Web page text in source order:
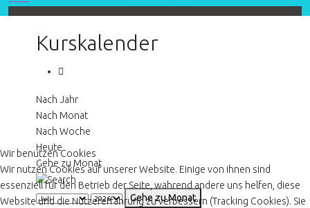
Kurskalender
Nach Jahr
Nach Monat
Nach Woche
Heute
Gehe zu Monat
Gehe zu Monat
Wir benutzen Cookies
Wir nutzen Cookies auf unserer Website. Einige von ihnen sind
essenziell für den Betrieb der Seite, während andere uns helfen, diese
Website und die Nutzererfahrung zu verbessern (Tracking Cookies). Sie